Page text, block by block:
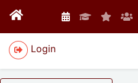
Login